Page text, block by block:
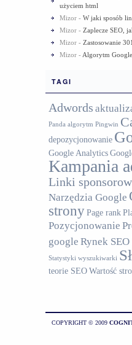
użyciem html
Mizor - W jaki sposób
Mizor - Zaplecze SEO,
Mizor - Zastosowanie
Mizor - Algorytm
TAGI
Adwords
Panda algorytm Pingwin
depozycjonowanie
Google Analytics
Kampania
Linki
Narzędzia Google
stronyPage rank
Pozycjonowanie
google Rynek SEO
Statystyki wyszukiwarki
teorie SEOWartość
COPYRIGHT © 2009